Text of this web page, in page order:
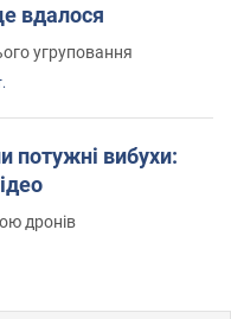
вдалося
угруповання
потужні вибухи:
дронів